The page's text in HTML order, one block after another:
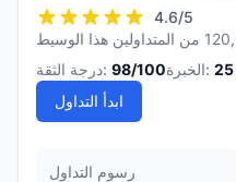
4.6/5
درجة الثقة: 98/100 الخبرة: 25
ابدأ التداول
رسوم التداول